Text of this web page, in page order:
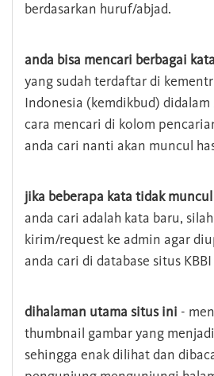
berdasarkan huruf/abjad.
anda bisa mencari berbagai
yang sudah terdaftar di
Indonesia (kemdikbud)
cara mencari di kolom
anda cari nanti akan muncul
jika beberapa kata tidak muncul
anda cari adalah kata baru,
kirim/request ke admin agar
anda cari di database situs
dihalaman utama situs ini -
thumbnail gambar yang
sehingga enak dilihat dan